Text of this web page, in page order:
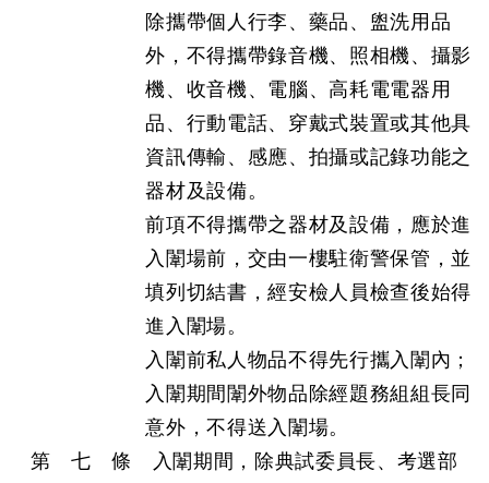
除攜帶個人行李、藥品、盥洗用品
外，不得攜帶錄音機、照相機、攝影
機、收音機、電腦、高耗電電器用
品、行動電話、穿戴式裝置或其他具
資訊傳輸、感應、拍攝或記錄功能之
器材及設備。
前項不得攜帶之器材及設備，應於進
入闈場前，交由一樓駐衛警保管，並
填列切結書，經安檢人員檢查後始得
進入闈場。
入闈前私人物品不得先行攜入闈內；
入闈期間闈外物品除經題務組組長同
意外，不得送入闈場。
第 七 條 入闈期間，除典試委員長、考選部